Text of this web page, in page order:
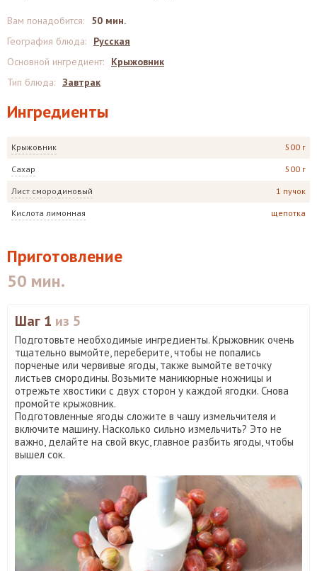
Ингредиенты
Крыжовник 500 г
Сахар 500 г
Лист смородиновый 1 пучок
Кислота лимонная щепотка
Вам понадобится:
50 мин.
География блюда:
Русская
Основной ингредиент:
Крыжовник
Тип блюда: Завтрак
Приготовление
50 мин.
Шаг 1 из 5
Подготовьте необходимые ингредиенты. Крыжовник очень
тщательно вымойте, переберите, чтобы не попались
порченые или червивые ягоды, также вымойте веточку
листьев смородины. Возьмите маникюрные ножницы и
отрежьте хвостики с двух сторон у каждой ягодки. Снова
промойте крыжовник.
Подготовленные ягоды сложите в чашу измельчителя и
включите машину. Насколько сильно измельчить? Это не
важно, делайте на свой вкус, главное разбить ягоды, чтобы
вышел сок.